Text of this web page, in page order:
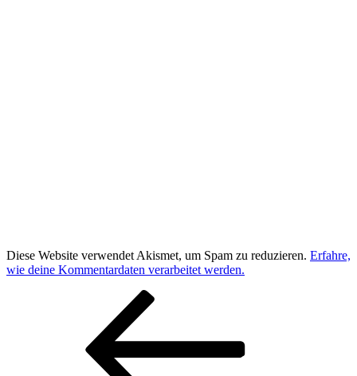
Diese Website verwendet Akismet, um Spam zu reduzieren. Erfahre,
wie deine Kommentardaten verarbeitet werden.
Beitragsnavigation